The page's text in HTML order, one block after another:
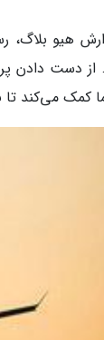
هیو بلاگ،
دست دادن
کمک می‌کند تا